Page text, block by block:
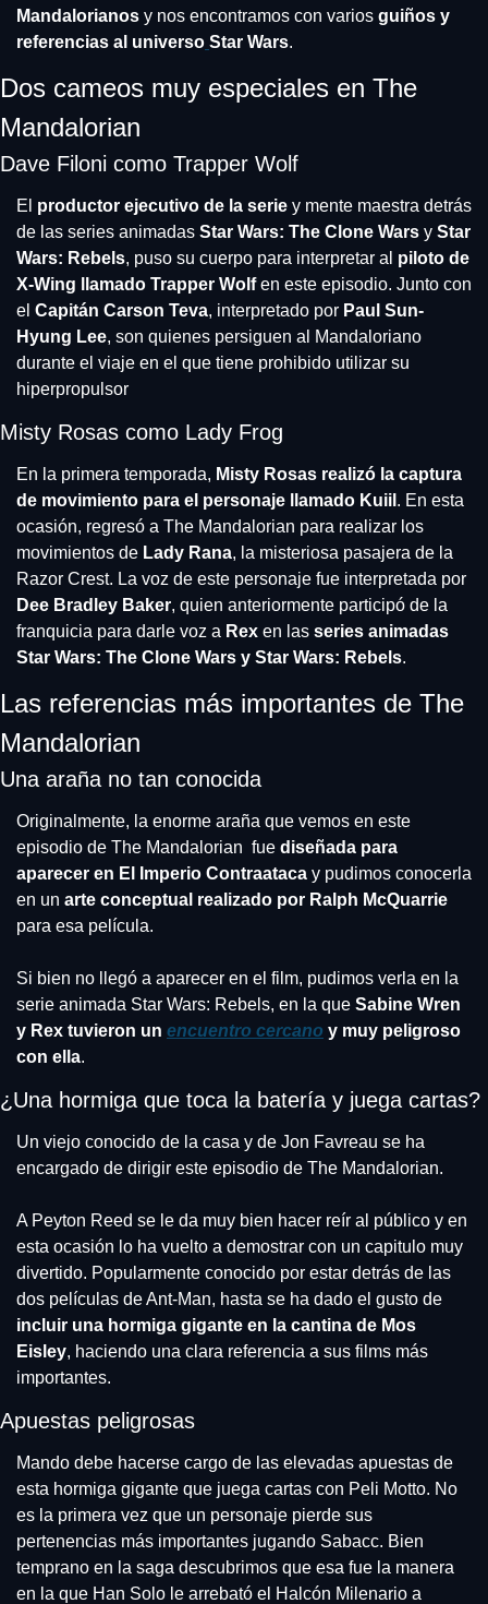
Mandalorianos y nos encontramos con varios guiños y
referencias al universo Star Wars.
Dos cameos muy especiales en The
Mandalorian
Dave Filoni como Trapper Wolf
El productor ejecutivo de la serie y mente maestra detrás
de las series animadas Star Wars: The Clone Wars y Star
Wars: Rebels, puso su cuerpo para interpretar al piloto de
X-Wing llamado Trapper Wolf en este episodio. Junto con
el Capitán Carson Teva, interpretado por Paul Sun-
Hyung Lee, son quienes persiguen al Mandaloriano
durante el viaje en el que tiene prohibido utilizar su
hiperpropulsor
Misty Rosas como Lady Frog
En la primera temporada, Misty Rosas realizó la captura
de movimiento para el personaje llamado Kuiil . En esta
ocasión, regresó a The Mandalorian para realizar los
movimientos de Lady Rana, la misteriosa pasajera de la
Dee Bradley Baker, quien anteriormente participó de la
franquicia para darle voz a Rex en las series animadas
Star Wars: The Clone Wars y Star Wars: Rebels.
Las referencias más importantes de The
Mandalorian
Una araña no tan conocida
Originalmente, la enorme araña que vemos en este
episodio de The Mandalorian  fue diseñada para
aparecer en El Imperio Contraataca y pudimos conocerla
en un arte conceptual realizado por Ralph McQuarrie
para esa película.
Si bien no llegó a aparecer en el film, pudimos verla en la
serie animada Star Wars: Rebels, en la que Sabine Wren
y Rex tuvieron un encuentro cercano y muy peligroso
con ella.
¿Una hormiga que toca la batería y juega cartas?
Un viejo conocido de la casa y de Jon Favreau se ha
encargado de dirigir este episodio de The Mandalorian.
A Peyton Reed se le da muy bien hacer reír al público y en
esta ocasión lo ha vuelto a demostrar con un capitulo muy
divertido. Popularmente conocido por estar detrás de las
incluir una hormiga gigante en la cantina de Mos
Eisley, haciendo una clara referencia a sus films más
importantes.
Apuestas peligrosas
Mando debe hacerse cargo de las elevadas apuestas de
esta hormiga gigante que juega cartas con Peli Motto. No
es la primera vez que un personaje pierde sus
pertenencias más importantes jugando Sabacc. Bien
temprano en la saga descubrimos que esa fue la manera
en la que Han Solo le arrebató el Halcón Milenario a